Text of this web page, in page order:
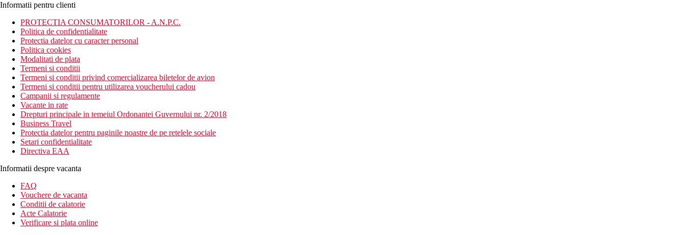
Informatii pentru clienti
PROTECTIA CONSUMATORILOR - A.N.P.C.
Politica de confidentialitate
Protectia datelor cu caracter personal
Politica cookies
Modalitati de plata
Termeni si conditii
Termeni si conditii privind comercializarea biletelor de avion
Termeni si conditii pentru utilizarea voucherului cadou
Campanii si regulamente
Vacante in rate
Drepturi principale in temeiul Ordonantei Guvernului nr. 2/2018
Business Travel
Protectia datelor pentru paginile noastre de pe retelele sociale
Setari confidentialitate
Directiva EAA
Informatii despre vacanta
FAQ
Vouchere de vacanta
Conditii de calatorie
Acte Calatorie
Verificare si plata online